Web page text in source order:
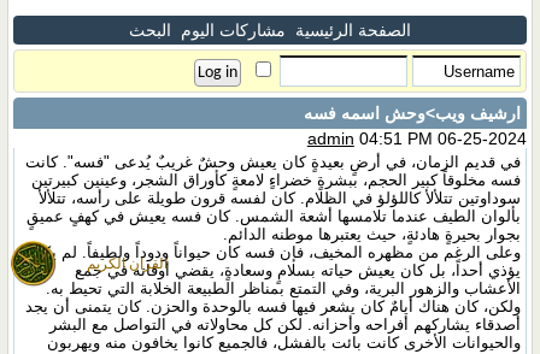
القران الكريم
الصفحة الرئيسية مشاركات اليوم البحث
ارشيف ويب>وحش اسمه فسه
admin 04:51 PM 06-25-2024
في قديم الزمان، في أرضٍ بعيدةٍ كان يعيش وحشٌ غريبٌ يُدعى "فسه". كانت
فسه مخلوقاً كبير الحجم، ببشرةٍ خضراءٍ لامعةٍ كأوراق الشجر، وعينين كبيرتين
سوداوتين تتلألأ كاللؤلؤ في الظلام. كان لفسه قرون طويلة على رأسه، تتلألأ
بألوان الطيف عندما تلامسها أشعة الشمس. كان فسه يعيش في كهفٍ عميقٍ
بجوار بحيرةٍ هادئةٍ، حيث يعتبرها موطنه الدائم.
وعلى الرغم من مظهره المخيف، فإن فسه كان حيواناً ودوداً ولطيفاً. لم يكن
يؤذي أحداً، بل كان يعيش حياته بسلامٍ وسعادةٍ، يقضي أوقاته في جمع
الأعشاب والزهور البرية، وفي التمتع بمناظر الطبيعة الخلابة التي تحيط به.
ولكن، كان هناك أيامٌ كان يشعر فيها فسه بالوحدة والحزن. كان يتمنى أن يجد
أصدقاء يشاركهم أفراحه وأحزانه. لكن كل محاولاته في التواصل مع البشر
والحيوانات الأخرى كانت بائت بالفشل، فالجميع كانوا يخافون منه ويهربون